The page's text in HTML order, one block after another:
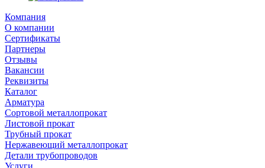
Компания
О компании
Сертификаты
Партнеры
Отзывы
Вакансии
Реквизиты
Каталог
Арматура
Сортовой металлопрокат
Листовой прокат
Трубный прокат
Нержавеющий металлопрокат
Детали трубопроводов
Услуги